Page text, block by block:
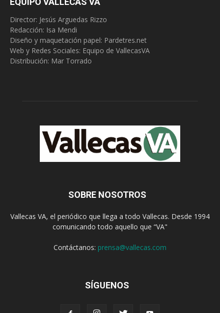
Director: Jesús Arguedas Rizzo
Redacción: Isa Mendi
Diseño y maquetación papel: Pardetres.net
Web y Redes Sociales: Equipo de VallecasVA
Distribución: Mar Torrado
SOBRE NOSOTROS
Vallecas VA, el periódico que llega a todo Vallecas. Desde 1994
comunicando todo aquello que “VA"
Contáctanos: prensa@vallecas.com
SÍGUENOS